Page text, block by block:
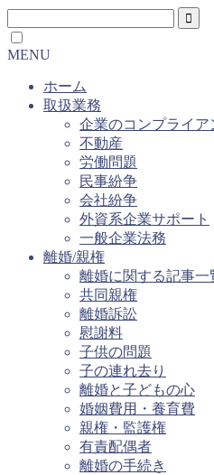
MENU
ホーム
取扱業務
企業のコンプライア
不動産
労働問題
民事紛争
会社紛争
外資系企業サポート
一般企業法務
離婚/親権
離婚に関する記事一
共同親権
離婚訴訟
慰謝料
子供の問題
子の連れ去り
離婚と子どもの心
婚姻費用・養育費
親権・監護権
有責配偶者
離婚の手続き